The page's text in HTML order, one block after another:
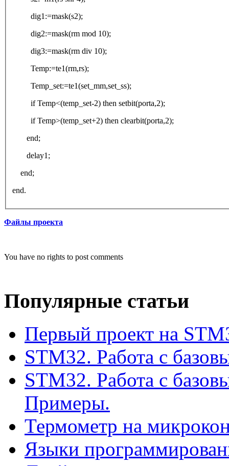
dig1:=mask(s2);
dig2:=mask(rm mod 10);
dig3:=mask(rm div 10);
Temp:=te1(rm,rs);
Temp_set:=te1(set_mm,set_ss);
if Temp<(temp_set-2) then setbit(porta,2);
if Temp>(temp_set+2) then clearbit(porta,2);
end;
delay1;
end;
end.
Файлы проекта
You have no rights to post comments
Популярные статьи
Первый проект на
STM32. Работа с
STM32. Работа с
Примеры.
Термометр на
Языки